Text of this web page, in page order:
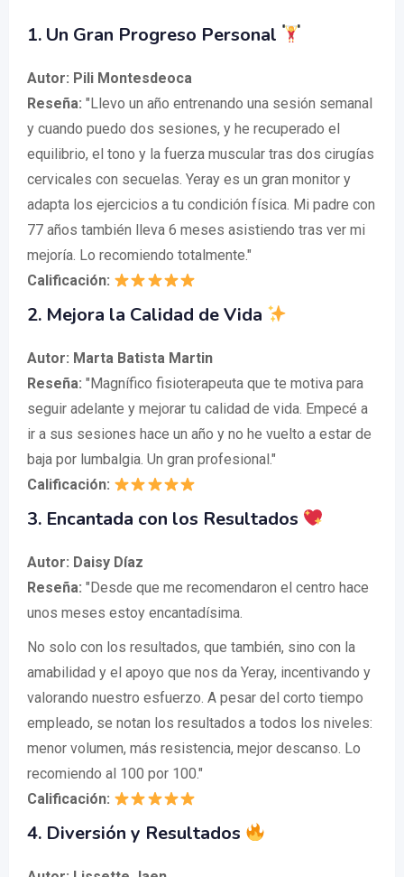
1. Un Gran Progreso Personal
Autor: Pili Montesdeoca
Reseña: "Llevo un año entrenando una sesión semanal
y cuando puedo dos sesiones, y he recuperado el
equilibrio, el tono y la fuerza muscular tras dos cirugías
cervicales con secuelas. Yeray es un gran monitor y
adapta los ejercicios a tu condición física. Mi padre con
77 años también lleva 6 meses asistiendo tras ver mi
mejoría. Lo recomiendo totalmente."
Calificación:
2. Mejora la Calidad de Vida
Autor: Marta Batista Martin
Reseña: "Magnífico fisioterapeuta que te motiva para
seguir adelante y mejorar tu calidad de vida. Empecé a
ir a sus sesiones hace un año y no he vuelto a estar de
baja por lumbalgia. Un gran profesional."
Calificación:
3. Encantada con los Resultados
Autor: Daisy Díaz
Reseña: "Desde que me recomendaron el centro hace
unos meses estoy encantadísima.
No solo con los resultados, que también, sino con la
amabilidad y el apoyo que nos da Yeray, incentivando y
valorando nuestro esfuerzo. A pesar del corto tiempo
empleado, se notan los resultados a todos los niveles:
menor volumen, más resistencia, mejor descanso. Lo
recomiendo al 100 por 100."
Calificación:
4. Diversión y Resultados